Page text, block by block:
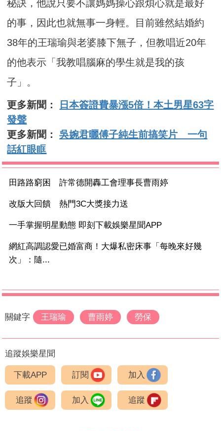
秘訣，他說只要不讓媽媽操心跟煩心就是最好
的事，因此也就無事一身輕。目前雖然結婚約
38年的王瑞瑜與老婆膝下無子，但教唱近20年
的他表示「我教唱腦麻的學生就是我的孩
子」。
更多新聞：
日本簽證費暴漲5倍！本土男星63字
發聲
更多新聞：吳婉君曬傅子純生前搞笑片 一句
話紅眼眶
田路路窮困 許常德開轟工會理事長曹雨婷
改版大回饋 熱門3C大獎接力送
一手掌握明星動態 即刻下載娛樂星聞APP
網紅高調認愛已婚富商！大爆私密床事「每晚來好幾
次」：隨...
關鍵字 王瑞瑜 曹雨婷 勞保
追蹤娛樂星聞
下載APP 訂閱 加入
追蹤 加入 追蹤